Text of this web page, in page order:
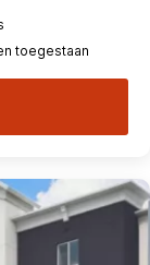
toegestaan